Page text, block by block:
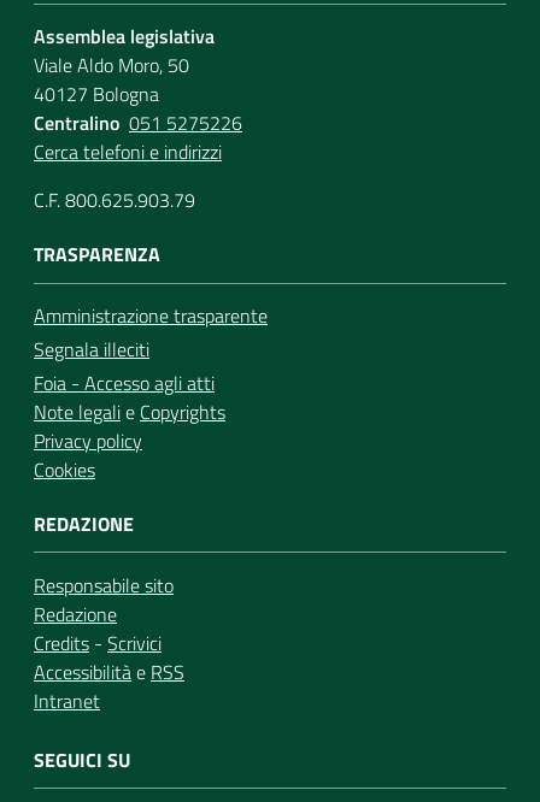
Per i cittadini
Assemblea legislativa
Viale Aldo Moro, 50
40127 Bologna
Centralino 051 5275226
Cerca telefoni e indirizzi
C.F. 800.625.903.79
TRASPARENZA
Amministrazione trasparente
Segnala illeciti
Foia - Accesso agli atti
Note legalie Copyrights
Privacy policy
Cookies
REDAZIONE
Responsabile sito
Redazione
Credits - Scrivici
Accessibilitàe RSS
Intranet
SEGUICI SU